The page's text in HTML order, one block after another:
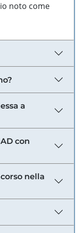
noto come
a
con
nella